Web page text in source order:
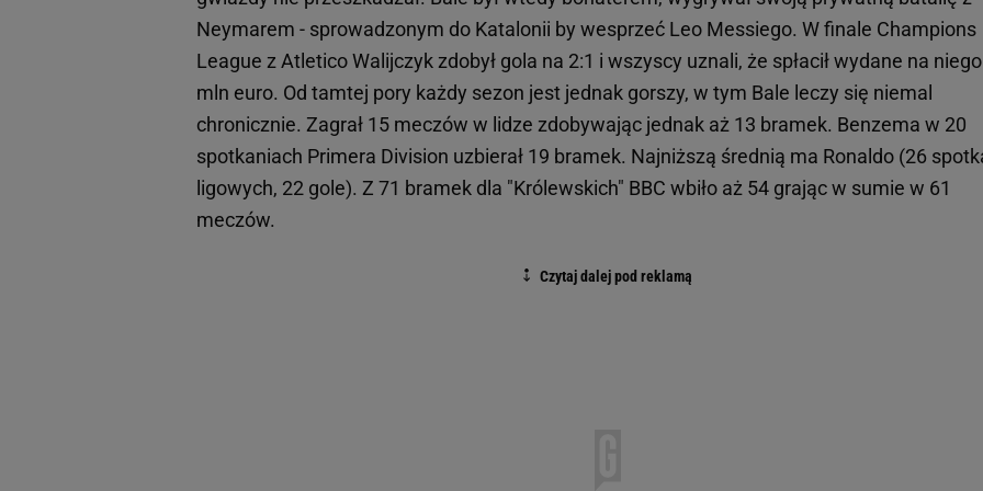
Neymarem - sprowadzonym do Katalonii by wesprzeć Leo Messiego. W finale Champions
League z Atletico Walijczyk zdobył gola na 2:1 i wszyscy uznali, że spłacił wydane na niego
mln euro. Od tamtej pory każdy sezon jest jednak gorszy, w tym Bale leczy się niemal
chronicznie. Zagrał 15 meczów w lidze zdobywając jednak aż 13 bramek. Benzema w 20
spotkaniach Primera Division uzbierał 19 bramek. Najniższą średnią ma Ronaldo (26
ligowych, 22 gole). Z 71 bramek dla "Królewskich" BBC wbiło aż 54 grając w sumie w 61
meczów.